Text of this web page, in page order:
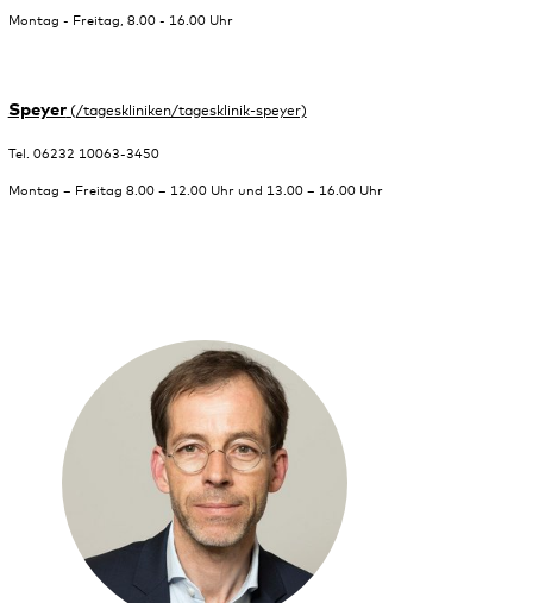
Montag - Freitag, 8.00 - 16.00 Uhr
Speyer
Tel. 06232 10063-3450
Montag – Freitag 8.00 – 12.00 Uhr und 13.00 – 16.00 Uhr